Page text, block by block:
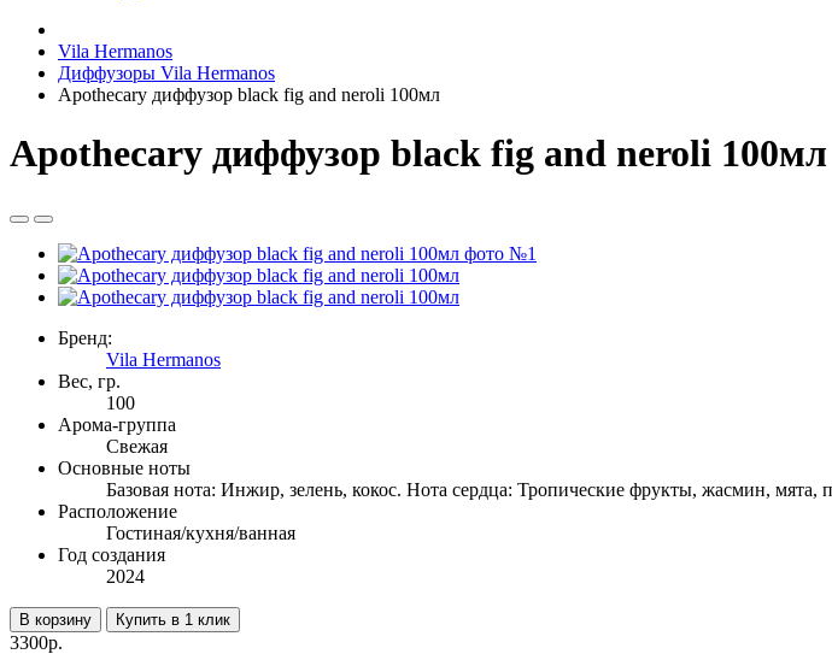
Vila Hermanos
Диффузоры Vila Hermanos
Apothecary диффузор black fig and neroli 100мл
Apothecary диффузор black fig and neroli 100мл
Бренд:
Vila Hermanos
Вес, гр.
100
Арома-группа
Свежая
Основные ноты
Базовая нота: Инжир, зелень, кокос. Нота сердца: Тропические фрукты, жасмин, мята,
Расположение
Гостиная/кухня/ванная
Год создания
2024
В корзину Купить в 1 клик
3300р.